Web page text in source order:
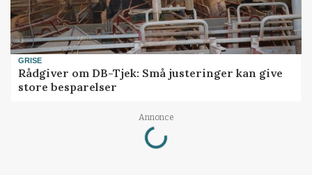
GRISE
Rådgiver om DB-Tjek: Små justeringer kan give
store besparelser
Annonce
Loading...